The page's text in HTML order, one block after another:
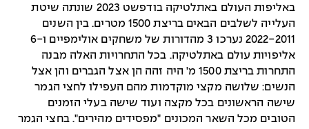
באליפות העולם באתלטיקה בודפשט 2023 שונתה שיטת
העלייה לשלבים הבאים בריצת 1500 מטרים. בין השנים
2022-2011 נערכו 3 מהדורות של משחקים אולימפיים ו-6
אליפויות עולם באתלטיקה. בכל התחרויות האלה מבנה
התחרות בריצת 1500 מ' היה זהה הן אצל הגברים והן אצל
הנשים: שלושה מקצי מוקדמות מהם העפילו לחצי הגמר
שישה הראשונים בכל מקצה ועוד שישה בעלי הזמנים
הטובים מכל השאר המכונים "מפסידים מהירים". בחצי הגמר